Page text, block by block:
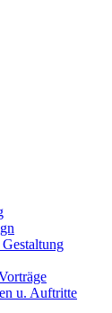
u. Auftritte